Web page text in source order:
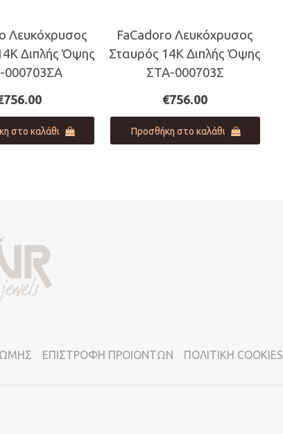
Λευκόχρυσος
Διπλής Όψης
000703ΣΑ
756.00
στο καλάθι
FaCadoro Λευκόχρυσος
Σταυρός 14Κ Διπλής Όψης
ΣΤΑ-000703Σ
€756.00
Προσθήκη στο καλάθι
ΕΠΙΣΤΡΟΦΗ ΠΡΟΙΟΝΤΩΝ ΠΟΛΙΤΙΚΗ COOKIES